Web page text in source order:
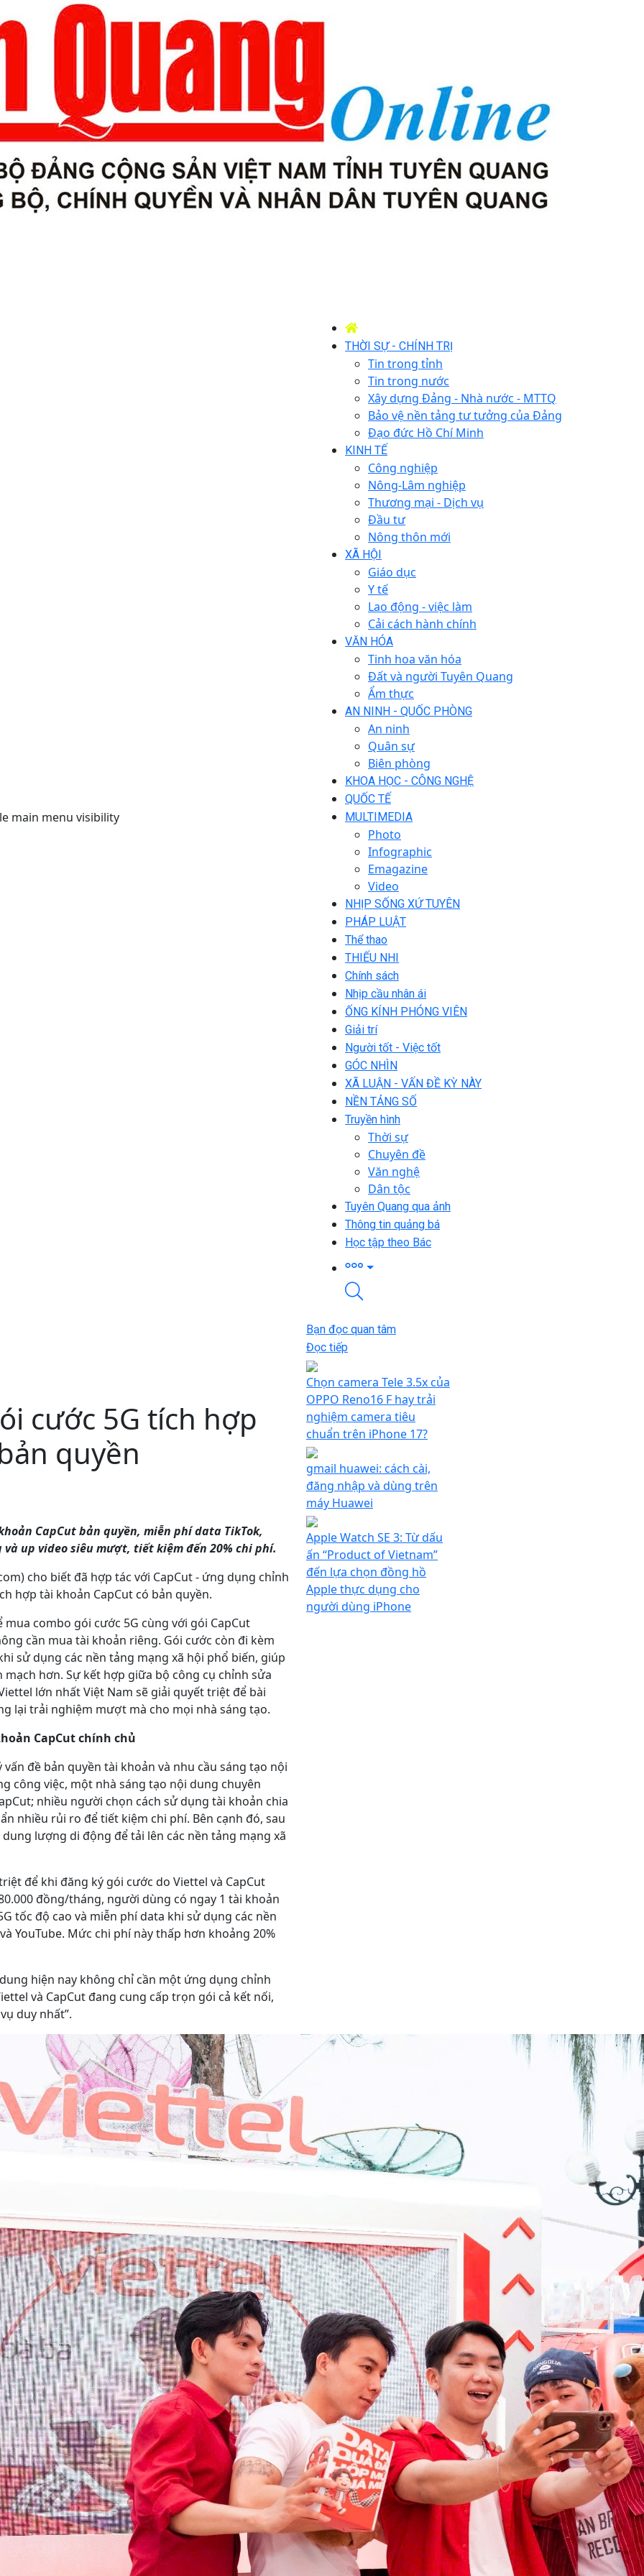
main menu visibility
THỜI SỰ - CHÍNH TRỊ
Tin trong tỉnh
Tin trong nước
Xây dựng Đảng - Nhà nước - MTTQ
Bảo vệ nền tảng tư tưởng của Đảng
Đạo đức Hồ Chí Minh
KINH TẾ
Công nghiệp
Nông-Lâm nghiệp
Thương mại - Dịch vụ
Đầu tư
Nông thôn mới
XÃ HỘI
Giáo dục
Y tế
Lao động - việc làm
Cải cách hành chính
VĂN HÓA
Tinh hoa văn hóa
Đất và người Tuyên Quang
Ẩm thực
AN NINH - QUỐC PHÒNG
An ninh
Quân sự
Biên phòng
KHOA HỌC - CÔNG NGHỆ
QUỐC TẾ
MULTIMEDIA
Photo
Infographic
Emagazine
Video
NHỊP SỐNG XỨ TUYÊN
PHÁP LUẬT
Thể thao
THIẾU NHI
Chính sách
Nhịp cầu nhân ái
ỐNG KÍNH PHÓNG VIÊN
Giải trí
Người tốt - Việc tốt
GÓC NHÌN
XÃ LUẬN - VẤN ĐỀ KỲ NÀY
NỀN TẢNG SỐ
Truyền hình
Thời sự
Chuyên đề
Văn nghệ
Dân tộc
Tuyên Quang qua ảnh
Thông tin quảng bá
Học tập theo Bác
cước 5G tích hợp
quyền
CapCut bản quyền, miễn phí data TikTok,
up video siêu mượt, tiết kiệm đến 20% chi phí.
cho biết đã hợp tác với CapCut - ứng dụng chỉnh
hợp tài khoản CapCut có bản quyền.
combo gói cước 5G cùng với gói CapCut
cần mua tài khoản riêng. Gói cước còn đi kèm
sử dụng các nền tảng mạng xã hội phổ biến, giúp
hơn. Sự kết hợp giữa bộ công cụ chỉnh sửa
lớn nhất Việt Nam sẽ giải quyết triệt để bài
lại trải nghiệm mượt mà cho mọi nhà sáng tạo.
CapCut chính chủ
đề bản quyền tài khoản và nhu cầu sáng tạo nội
công việc, một nhà sáng tạo nội dung chuyên
nhiều người chọn cách sử dụng tài khoản chia
nhiều rủi ro để tiết kiệm chi phí. Bên cạnh đó, sau
lượng di động để tải lên các nền tảng mạng xã
để khi đăng ký gói cước do Viettel và CapCut
đồng/tháng, người dùng có ngay 1 tài khoản
tốc độ cao và miễn phí data khi sử dụng các nền
YouTube. Mức chi phí này thấp hơn khoảng 20%
hiện nay không chỉ cần một ứng dụng chỉnh
và CapCut đang cung cấp trọn gói cả kết nối,
duy nhất”.
Bạn đọc quan tâm
Đọc tiếp
Chọn camera Tele 3.5x của
OPPO Reno16 F hay trải
nghiệm camera tiêu
chuẩn trên iPhone 17?
gmail huawei: cách cài,
đăng nhập và dùng trên
máy Huawei
Apple Watch SE 3: Từ dấu
ấn “Product of Vietnam”
đến lựa chọn đồng hồ
Apple thực dụng cho
người dùng iPhone